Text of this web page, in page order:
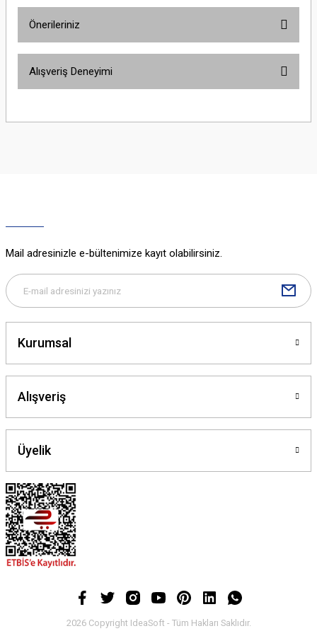
Önerileriniz
yetersiz gördüğünüz noktaları öneri formunu kullanarak tarafımıza
Gönder
Alışveriş Deneyimi
Mail adresinizle e-bültenimize kayıt olabilirsiniz.
Kurumsal
Alışveriş
Üyelik
2026 Copyright IdeaSoft - Tüm Hakları Saklıdır.